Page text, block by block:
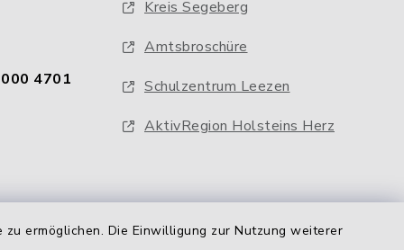
ermöglichen. Die Einwilligung zur Nutzung weiterer
4701
Kreis Segeberg
Amtsbroschüre
Schulzentrum Leezen
AktivRegion Holsteins Herz